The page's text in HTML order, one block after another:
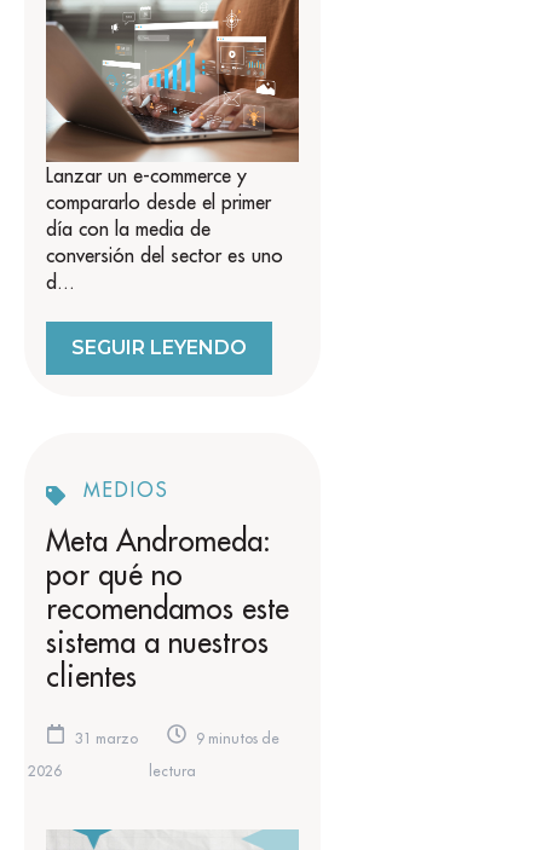
Lanzar un e-commerce y
compararlo desde el primer
día con la media de
conversión del sector es uno
d...
SEGUIR LEYENDO
MEDIOS
Meta Andromeda:
por qué no
recomendamos este
sistema a nuestros
clientes
31 marzo
2026
9 minutos de
lectura